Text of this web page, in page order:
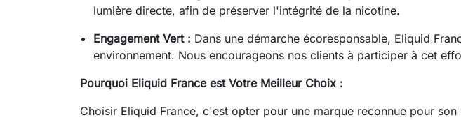
lumière directe, afin de préserver l'intégrité de la nicotine.
Engagement Vert : Dans une démarche écoresponsable, Eliquid
environnement. Nous encourageons nos clients à participer à cet
Pourquoi Eliquid France est Votre Meilleur Choix :
Choisir Eliquid France, c'est opter pour une marque reconnue pour